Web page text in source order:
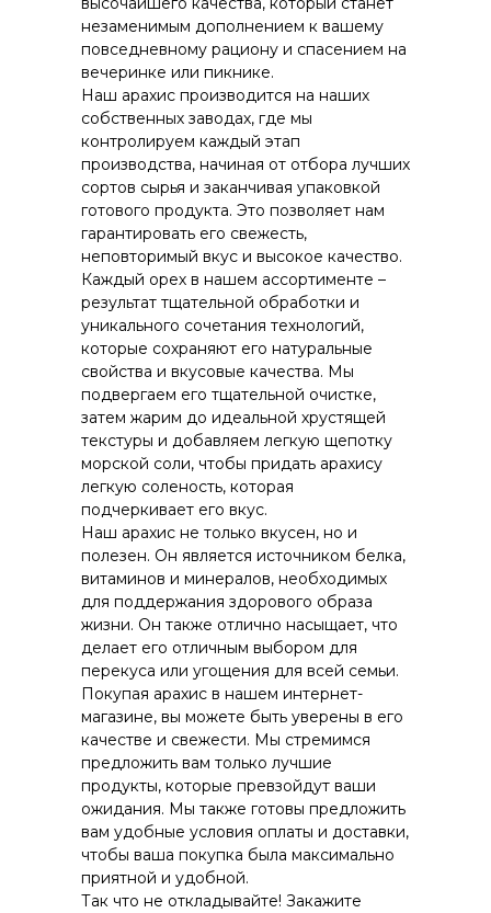
незаменимым дополнением к вашему
повседневному рациону и спасением на
вечеринке или пикнике.
Наш арахис производится на наших
собственных заводах, где мы
контролируем каждый этап
производства, начиная от отбора лучших
сортов сырья и заканчивая упаковкой
готового продукта. Это позволяет нам
гарантировать его свежесть,
неповторимый вкус и высокое качество.
Каждый орех в нашем ассортименте –
результат тщательной обработки и
уникального сочетания технологий,
которые сохраняют его натуральные
свойства и вкусовые качества. Мы
подвергаем его тщательной очистке,
затем жарим до идеальной хрустящей
текстуры и добавляем легкую щепотку
морской соли, чтобы придать арахису
легкую соленость, которая
подчеркивает его вкус.
Наш арахис не только вкусен, но и
полезен. Он является источником белка,
витаминов и минералов, необходимых
для поддержания здорового образа
жизни. Он также отлично насыщает, что
делает его отличным выбором для
перекуса или угощения для всей семьи.
Покупая арахис в нашем интернет-
магазине, вы можете быть уверены в его
качестве и свежести. Мы стремимся
предложить вам только лучшие
продукты, которые превзойдут ваши
ожидания. Мы также готовы предложить
вам удобные условия оплаты и доставки,
чтобы ваша покупка была максимально
приятной и удобной.
Так что не откладывайте! Закажите